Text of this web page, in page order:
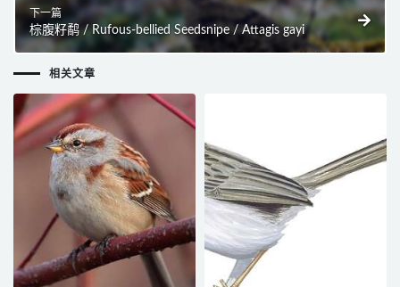
下一篇
棕腹籽鹬 / Rufous-bellied Seedsnipe / Attagis gayi
相关文章